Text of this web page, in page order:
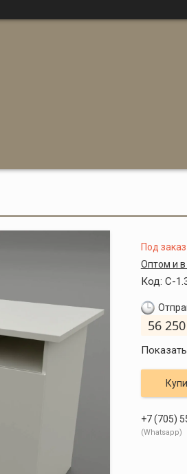
Под заказ
Оптом и
Код: С-
56
+7 (705)
Whatsapp